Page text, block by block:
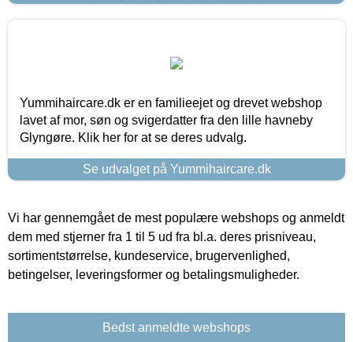
Yummihaircare.dk er en familieejet og drevet webshop
lavet af mor, søn og svigerdatter fra den lille havneby
Glyngøre. Klik her for at se deres udvalg.
Se udvalget på Yummihaircare.dk
Vi har gennemgået de mest populære webshops og anmeldt
dem med stjerner fra 1 til 5 ud fra bl.a. deres prisniveau,
sortimentstørrelse, kundeservice, brugervenlighed,
betingelser, leveringsformer og betalingsmuligheder.
Bedst anmeldte webshops